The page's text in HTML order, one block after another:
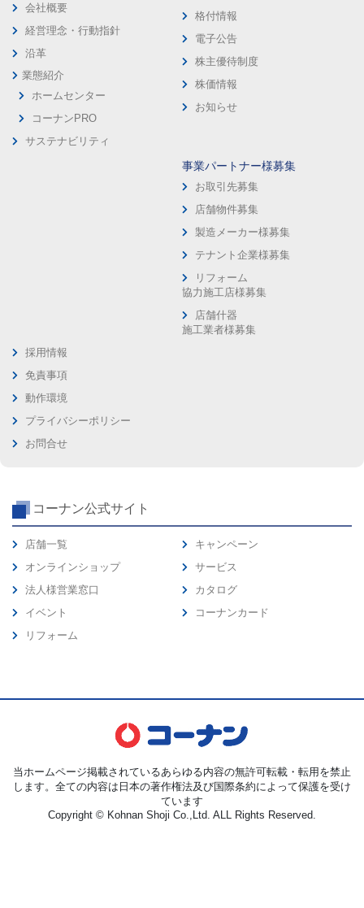
会社概要
経営理念・行動指針
沿革
業態紹介
ホームセンター
コーナンPRO
サステナビリティ
格付情報
電子公告
株主優待制度
株価情報
お知らせ
事業パートナー様募集
お取引先募集
店舗物件募集
製造メーカー様募集
テナント企業様募集
リフォーム
協力施工店様募集
店舗什器
施工業者様募集
採用情報
免責事項
動作環境
プライバシーポリシー
お問合せ
コーナン公式サイト
店舗一覧
オンラインショップ
法人様営業窓口
イベント
リフォーム
キャンペーン
サービス
カタログ
コーナンカード
当ホームページ掲載されているあらゆる内容の無許可転載・転用を禁止
します。全ての内容は日本の著作権法及び国際条約によって保護を受け
ています
Copyright © Kohnan Shoji Co.,Ltd. ALL Rights Reserved.